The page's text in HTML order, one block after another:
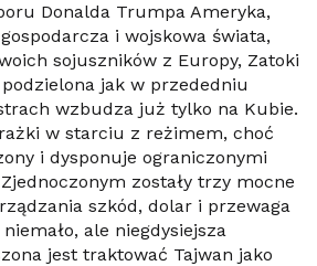
Donalda Trumpa Ameryka,
i wojskowa świata,
sojuszników z Europy, Zatoki
jak w przededniu
wzbudza już tylko na Kubie.
w starciu z reżimem, choć
i dysponuje ograniczonymi
zostały trzy mocne
szkód, dolar i przewaga
ale niegdysiejsza
jest traktować Tajwan jako